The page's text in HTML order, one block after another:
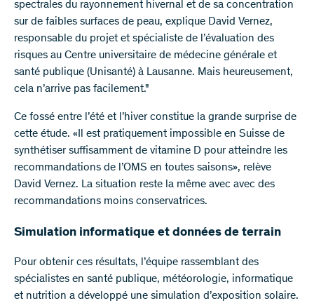
spectrales du rayonnement hivernal et de sa concentration
sur de faibles surfaces de peau, explique David Vernez,
responsable du projet et spécialiste de l’évaluation des
risques au Centre universitaire de médecine générale et
santé publique (Unisanté) à Lausanne. Mais heureusement,
cela n’arrive pas facilement."
Ce fossé entre l’été et l’hiver constitue la grande surprise de
cette étude. «Il est pratiquement impossible en Suisse de
synthétiser suffisamment de vitamine D pour atteindre les
recommandations de l’OMS en toutes saisons», relève
David Vernez. La situation reste la même avec avec des
recommandations moins conservatrices.
Simulation informatique et données de terrain
Pour obtenir ces résultats, l’équipe rassemblant des
spécialistes en santé publique, météorologie, informatique
et nutrition a développé une simulation d’exposition solaire.